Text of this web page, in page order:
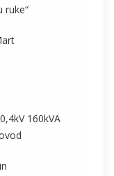
ruke“
160kVA